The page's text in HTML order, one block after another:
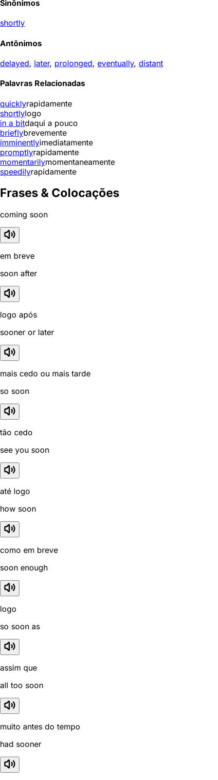
Sinônimos
shortly
Antônimos
delayed, later, prolonged, eventually, distant
Palavras Relacionadas
quicklyrapidamente
shortlylogo
in a bitdaqui a pouco
brieflybrevemente
imminentlyimediatamente
promptlyrapidamente
momentarilymomentaneamente
speedilyrapidamente
Frases & Colocações
coming soon
em breve
soon after
logo após
sooner or later
mais cedo ou mais tarde
so soon
tão cedo
see you soon
até logo
how soon
como em breve
soon enough
logo
so soon as
assim que
all too soon
muito antes do tempo
had sooner